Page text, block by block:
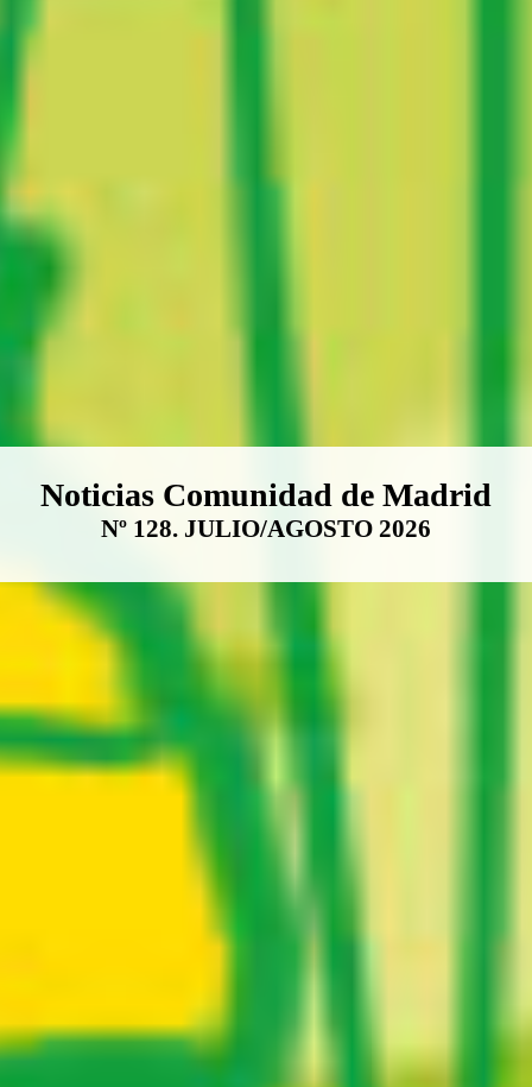
Boletín Noticias Comunidad de
Noticias Comunidad de Madrid
Nº 128. JULIO/AGOSTO 2026